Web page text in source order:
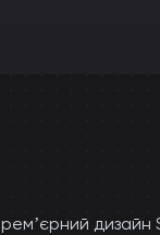
дизайн